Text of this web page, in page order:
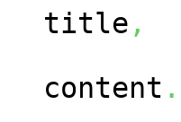
title ,
content .